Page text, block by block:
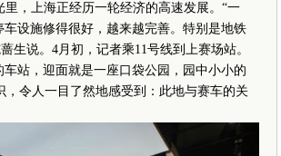
，上海正经历一轮经济的高速发展。“一
设施修得很好，越来越完善。特别是地铁
生说。4月初，记者乘11号线到上赛场站。
站，迎面就是一座口袋公园，园中小小的
，令人一目了然地感受到：此地与赛车的关